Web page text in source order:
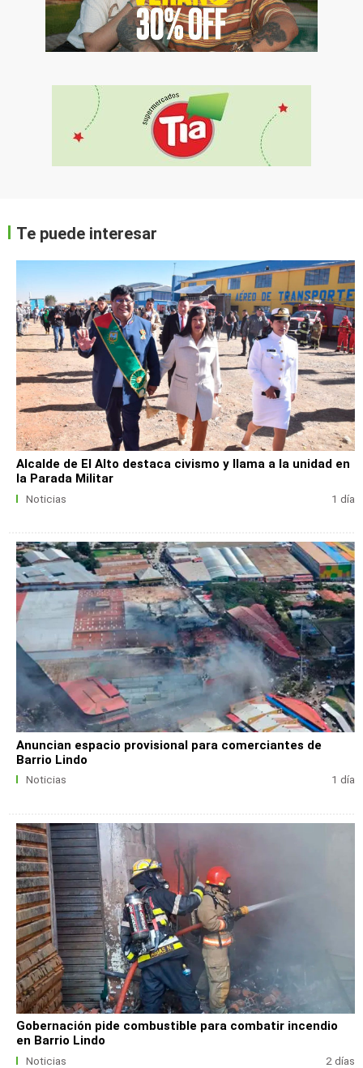
Te puede interesar
Alcalde de El Alto destaca civismo y llama a la unidad en
la Parada Militar
Noticias 1 día
Anuncian espacio provisional para comerciantes de
Barrio Lindo
Noticias 1 día
Gobernación pide combustible para combatir incendio
en Barrio Lindo
Noticias 2 días